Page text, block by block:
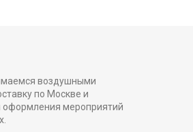
воздушными
по Москве и
оформления мероприятий